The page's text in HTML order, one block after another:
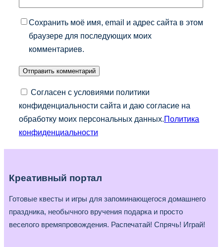
Сохранить моё имя, email и адрес сайта в этом
браузере для последующих моих
комментариев.
Согласен с условиями политики
конфиденциальности сайта и даю согласие на
обработку моих персональных данных. Политика
конфиденциальности
Креативный портал
Готовые квесты и игры для запоминающегося домашнего
праздника, необычного вручения подарка и просто
веселого времяпровождения. Распечатай! Спрячь! Играй!